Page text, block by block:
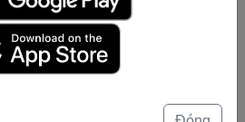
đáng kể trong các tương tác
về spin của proton sẽ giúp ta có
hơn về tính chất của proton và